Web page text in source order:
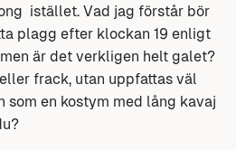
istället. Vad jag förstår bör
plagg efter klockan 19 enligt
är det verkligen helt galet?
frack, utan uppfattas väl
som en kostym med lång kavaj